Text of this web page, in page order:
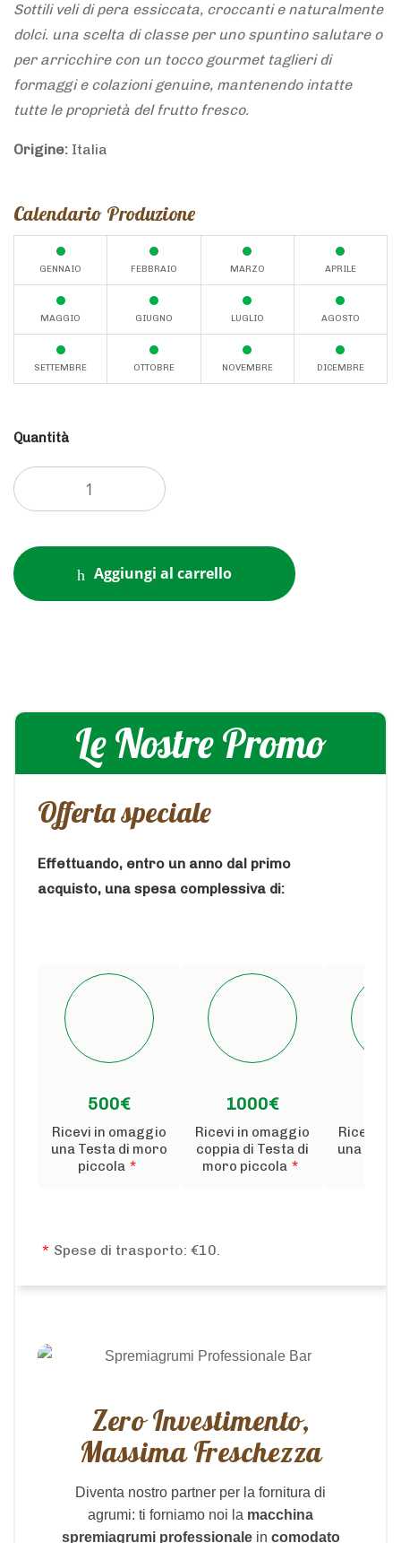
Sottili veli di pera essiccata, croccanti e naturalmente
dolci. una scelta di classe per uno spuntino salutare o
per arricchire con un tocco gourmet taglieri di
formaggi e colazioni genuine, mantenendo intatte
tutte le proprietà del frutto fresco.
Origine: Italia
Calendario Produzione
GENNAIO FEBBRAIO MARZO APRILE
MAGGIO GIUGNO LUGLIO AGOSTO
SETTEMBRE OTTOBRE NOVEMBRE DICEMBRE
Quantità
Aggiungi al carrello
Le Nostre Promo
Offerta speciale
Effettuando, entro un anno dal primo
acquisto, una spesa complessiva di:
500€
Ricevi in omaggio
una Testa di moro
piccola *
1000€
Ricevi in omaggio
coppia di Testa di
moro piccola *
Ricevi in
una
* Spese di trasporto: €10.
Zero Investimento,
Massima Freschezza
Diventa nostro partner per la fornitura di
agrumi: ti forniamo noi la macchina
spremiagrumi professionalein comodato